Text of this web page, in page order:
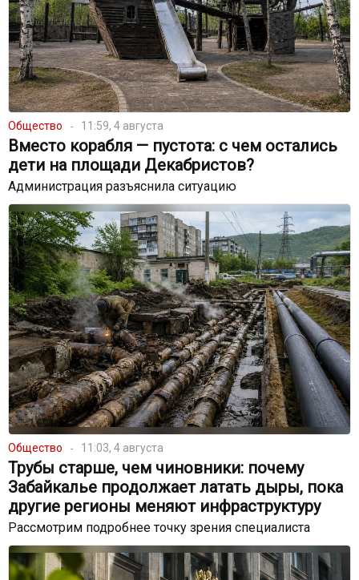
Общество 11:59, 4 августа
Вместо корабля — пустота: с чем остались
дети на площади Декабристов?
Администрация разъяснила ситуацию
Общество 11:03, 4 августа
Трубы старше, чем чиновники: почему
Забайкалье продолжает латать дыры, пока
другие регионы меняют инфраструктуру
Рассмотрим подробнее точку зрения специалиста